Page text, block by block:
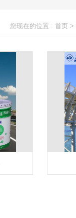
您现在的位置 : 首页 >